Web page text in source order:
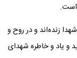
است.
زنده‌اند و در روح و
و یاد و خاطره شهدای